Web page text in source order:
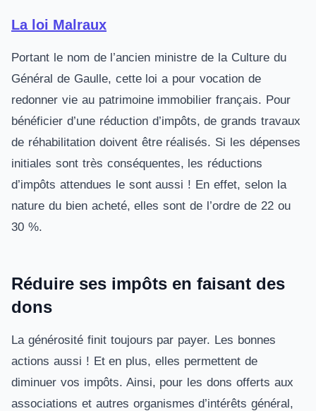
La loi Malraux
Portant le nom de l’ancien ministre de la Culture du
Général de Gaulle, cette loi a pour vocation de
redonner vie au patrimoine immobilier français. Pour
bénéficier d’une réduction d’impôts, de grands travaux
de réhabilitation doivent être réalisés. Si les dépenses
initiales sont très conséquentes, les réductions
d’impôts attendues le sont aussi ! En effet, selon la
nature du bien acheté, elles sont de l’ordre de 22 ou
30 %.
Réduire ses impôts en faisant des
dons
La générosité finit toujours par payer. Les bonnes
actions aussi ! Et en plus, elles permettent de
diminuer vos impôts. Ainsi, pour les dons offerts aux
associations et autres organismes d’intérêts général,